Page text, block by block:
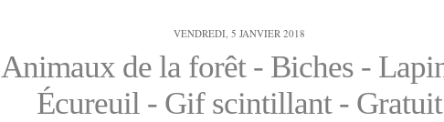
VENDREDI, 5 JANVIER 2018
Animaux de la forêt - Biches -
Écureuil - Gif scintillant - Gratuit